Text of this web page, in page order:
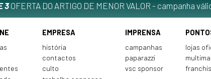
3OFERTA DO ARTIGO DE MENOR VALOR - campanha
EMPRESA
história
contactos
culto
IMPRENSA
campanhas
paparazzi
vsc sponsor
lojas